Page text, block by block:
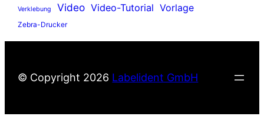
Verklebung Video Video-Tutorial Vorlage
Zebra-Drucker
© Copyright 2026 Labelident GmbH